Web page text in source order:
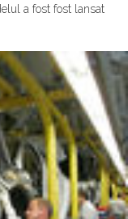
a fost fost lansat